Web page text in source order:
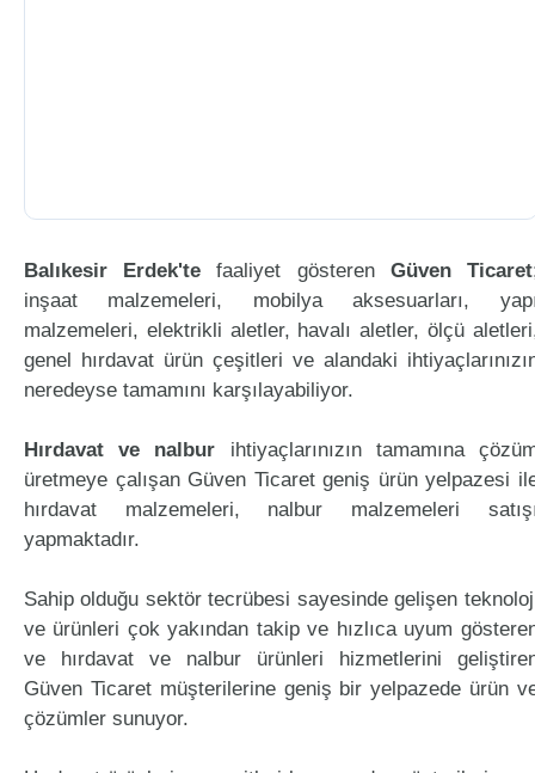
Balıkesir Erdek'te faaliyet gösteren Güven Ticaret
inşaat malzemeleri, mobilya aksesuarları,
malzemeleri, elektrikli aletler, havalı aletler, ölçü
genel hırdavat ürün çeşitleri ve alandaki
neredeyse tamamını karşılayabiliyor.
Hırdavat ve nalbur ihtiyaçlarınızın tamamına
üretmeye çalışan Güven Ticaret geniş ürün yelpazesi
hırdavat malzemeleri, nalbur malzemeleri
yapmaktadır.
Sahip olduğu sektör tecrübesi sayesinde gelişen
ve ürünleri çok yakından takip ve hızlıca uyum
ve hırdavat ve nalbur ürünleri hizmetlerini
Güven Ticaret müşterilerine geniş bir yelpazede ürün
çözümler sunuyor.